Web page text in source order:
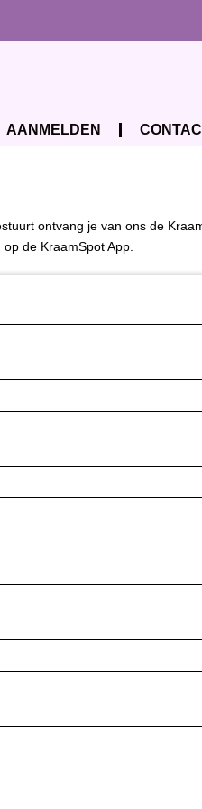
AANMELDEN
ontvang je van ons de
de KraamSpot App.